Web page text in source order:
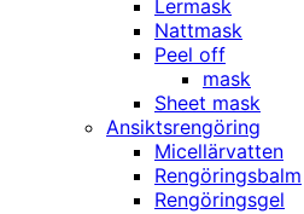
Lermask
Nattmask
Peel off
mask
Sheet mask
Ansiktsrengöring
Micellärvatten
Rengöringsbalm
Rengöringsgel